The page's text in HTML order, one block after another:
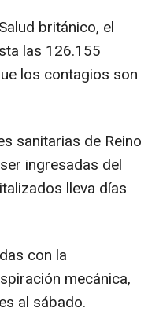
británico, el
las 126.155
los contagios son
sanitarias de Reino
ingresadas del
lleva días
con la
mecánica,
al sábado.